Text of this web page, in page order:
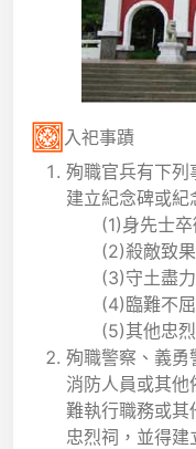
入祀事蹟
殉職官兵有下列
建立紀念碑或紀
(1)身先士
(2)殺敵致
(3)守土盡
(4)臨難不
(5)其他忠
殉職警察、義勇
消防人員或其
難執行職務或其
忠烈祠，並得建